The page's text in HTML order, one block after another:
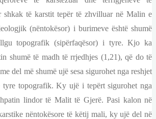
shkak të karstit tepër të zhvilluar në Malin e
(nëntokësor) i burimeve është shumë
topografik (sipërfaqësor) i tyre. Kjo ka
shumë të madh të rrjedhjes (1,21), që do të
del më shumë ujë sesa sigurohet nga reshjet
topografik. Ky ujë i tepërt sigurohet nga
lindor të Malit të Gjerë. Pasi kalon në
nëntokësore të këtij mali, ky ujë del në